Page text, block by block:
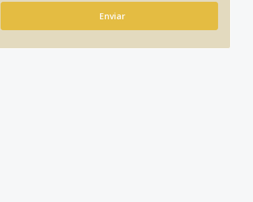
Enviar